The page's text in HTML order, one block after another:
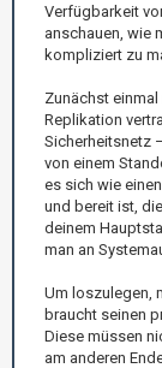
Verfügbarkeit
anschauen, wie
kompliziert zu
Zunächst
Replikation
Sicherheitsnetz
von einem
es sich wie
und bereit ist,
deinem
man an
Um loszulegen,
braucht seinen
Diese müssen
am anderen